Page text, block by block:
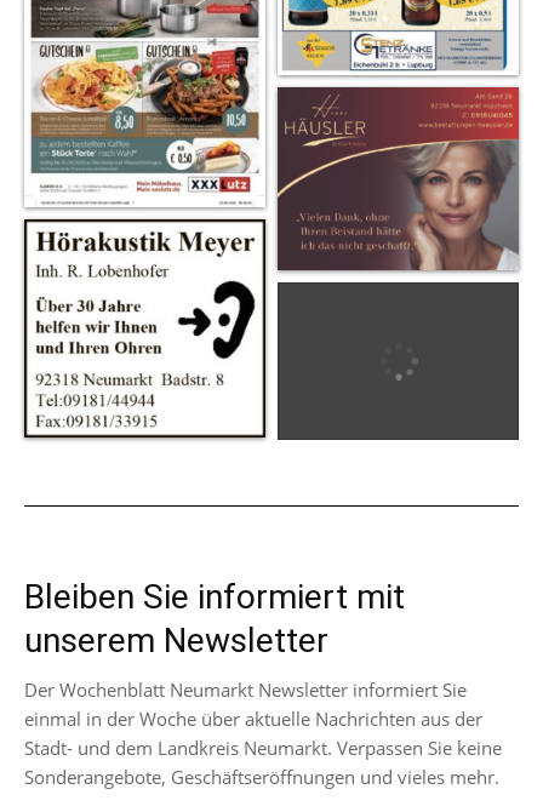
Bleiben Sie informiert mit
unserem Newsletter
Der Wochenblatt Neumarkt Newsletter informiert Sie
einmal in der Woche über aktuelle Nachrichten aus der
Stadt- und dem Landkreis Neumarkt. Verpassen Sie keine
Sonderangebote, Geschäftseröffnungen und vieles mehr.